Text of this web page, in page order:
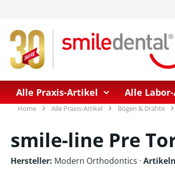
Alle Praxis-Artikel Alle
Home Alle Praxis-Artikel Bögen & Drähte
smile-line Pre
Hersteller: Modern Orthodontics ·